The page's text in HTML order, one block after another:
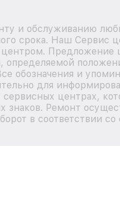
и обслуживанию
срока. Наш
центром. Предложение
определяемой
обозначения и
для
центрах,
знаков. Ремонт
в соответствии